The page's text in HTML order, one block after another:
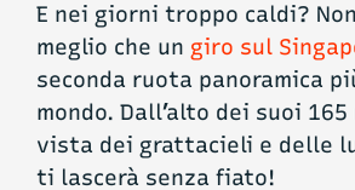
E nei giorni troppo caldi?
meglio che un giro sul
seconda ruota panoramica
mondo. Dall’alto dei suoi
vista dei grattacieli e delle
ti lascerà senza fiato!